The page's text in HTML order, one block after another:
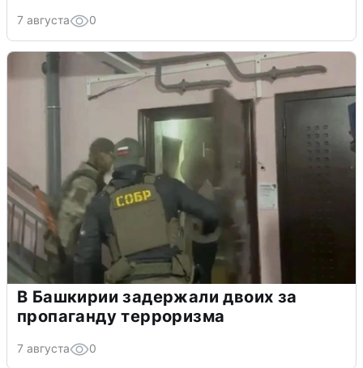
7 августа 0
В Башкирии задержали двоих за
пропаганду терроризма
7 августа 0